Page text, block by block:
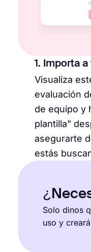
1. Importa
Visualiza
evaluación
de equipo y
plantilla"
asegurarte
estás
Solo dinos
uso y